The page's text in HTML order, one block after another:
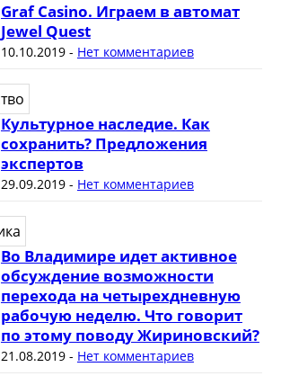
Graf Casino. Играем в автомат
Jewel Quest
10.10.2019- Нет комментариев
Культурное наследие. Как
сохранить? Предложения
экспертов
29.09.2019- Нет комментариев
Во Владимире идет активное
обсуждение возможности
перехода на четырехдневную
рабочую неделю. Что говорит
по этому поводу Жириновский?
21.08.2019- Нет комментариев